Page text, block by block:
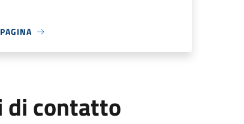
di contatto